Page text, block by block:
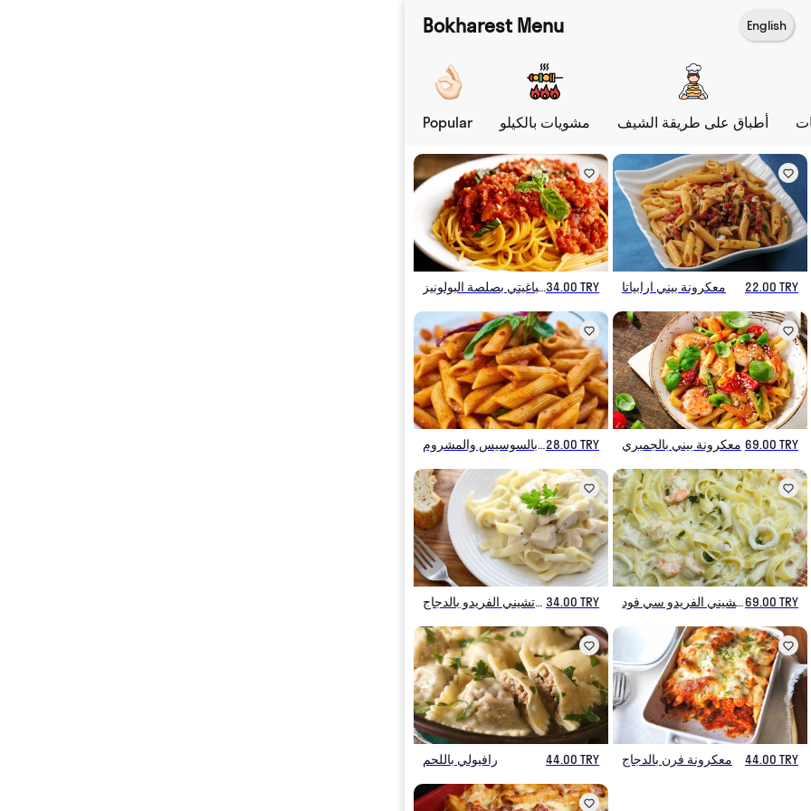
Bokharest Menu English
Popular مشويات بالكيلو أطباق على طريقة الشيف
سباغيتي بصلصة البولونيز34.00 TRY معكرونة بيني ارابياتا 22.00 TRY
معكرونة بيني ميلانو بالسوسيس والمشروم28.00 TRY معكرونة بيني بالجمبري 69.00 TRY
فوتشيني الفريدو بالدجاج 34.00 TRY فوتشيني الفريدو سي فود69.00 TRY
رافيولي باللحم 44.00 TRY معكرونة فرن بالدجاج 44.00 TRY